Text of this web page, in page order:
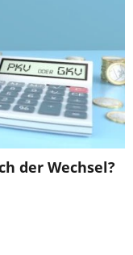
der Wechsel?